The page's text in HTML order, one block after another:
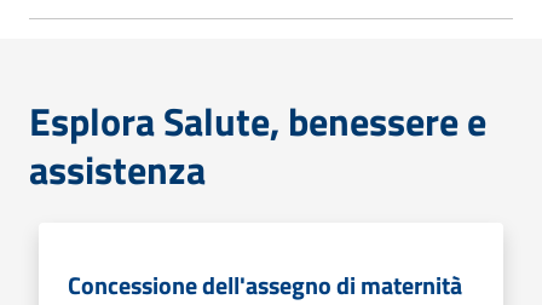
Esplora Salute, benessere e
assistenza
Concessione dell'assegno di maternità